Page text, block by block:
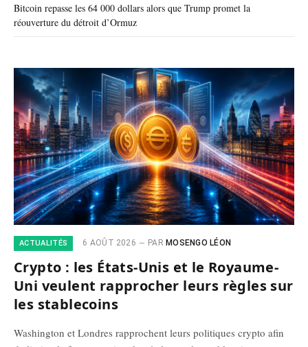
Bitcoin repasse les 64 000 dollars alors que Trump promet la
réouverture du détroit d’Ormuz
ACTUALITÉS 6 AOÛT 2026 PAR MOSENGO LÉON
Crypto : les États-Unis et le Royaume-
Uni veulent rapprocher leurs règles sur
les stablecoins
Washington et Londres rapprochent leurs politiques crypto afin